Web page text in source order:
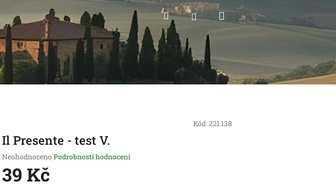
HledatPřihlášeníNákupní
Kód:22I.138
Il Presente - test V.
Průměrné
hodnocení
produktu
Neohodnoceno Podrobnosti hodnocení
39 Kč